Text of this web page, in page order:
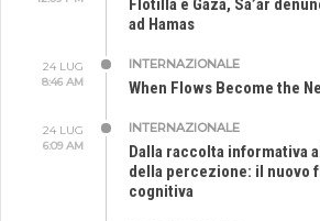
ad Hamas
24 LUG
8:46 AM
INTERNAZIONALE
When Flows Become the
24 LUG
6:09 AM
INTERNAZIONALE
Dalla raccolta informativa
della percezione: il nuovo
cognitiva